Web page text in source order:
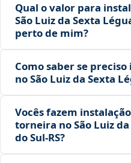
Qual o valor para
São Luiz da Sexta
perto de mim?
Como saber se
no São Luiz da Sexta
Vocês fazem
torneira no São Luiz
do Sul‑RS?